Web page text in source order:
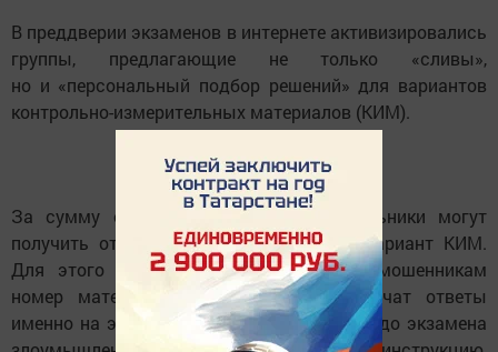
В преддверии экзаменов в интернете активизировались
группы, предлагающие не только «сливы»,
но и «персональный подбор решений» для вариантов
контрольно-измерительных материалов (КИМ).
За сумму около 2 тысяч рублей школьники могут
получить ответы на свой уникальный вариант КИМ.
Для этого им нужно лишь сообщить мошенникам
номер материала, после чего они получат ответы
именно на этот вариант. Однако за сутки до экзамена